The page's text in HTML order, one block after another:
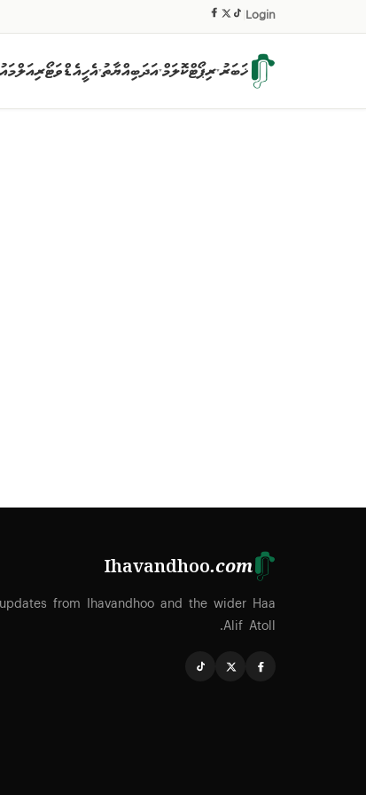
Login
ޚަބަރު▾ރިޕޯޓްކޮލަމް▾އަދަބިއްޔާތު▾އެހީއެޑްވަޓޯރިއަލް
Ihavandhoo.com
from Ihavandhoo and the wider Haa
Alif Atoll.